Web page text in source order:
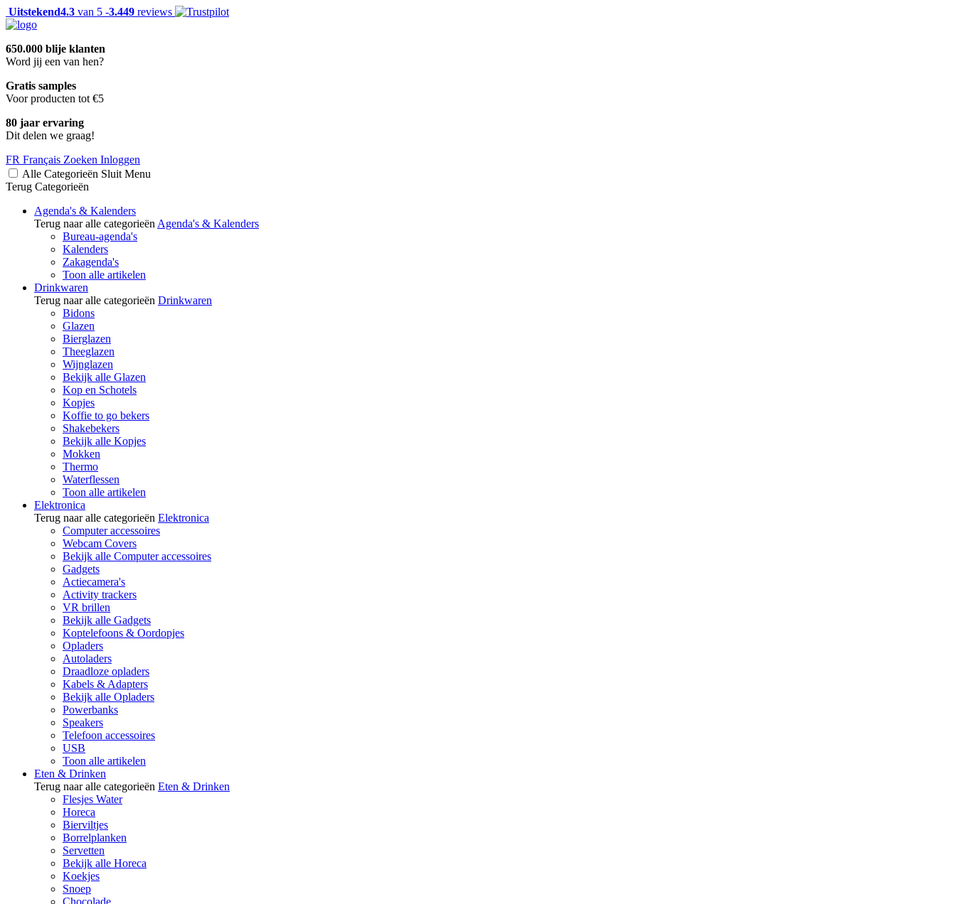
Uitstekend4.3 van 5 -3.449 reviews
650.000 blije klanten
Word jij een van hen?
Gratis samples
Voor producten tot €5
80 jaar ervaring
Dit delen we graag!
FR Français Zoeken Inloggen
Alle Categorieën Sluit Menu
Terug Categorieën
Agenda's & Kalenders
Terug naar alle categorieën Agenda's & Kalenders
Bureau-agenda's
Kalenders
Zakagenda's
Toon alle artikelen
Drinkwaren
Terug naar alle categorieën Drinkwaren
Bidons
Glazen
Bierglazen
Theeglazen
Wijnglazen
Bekijk alle Glazen
Kop en Schotels
Kopjes
Koffie to go bekers
Shakebekers
Bekijk alle Kopjes
Mokken
Thermo
Waterflessen
Toon alle artikelen
Elektronica
Terug naar alle categorieën Elektronica
Computer accessoires
Webcam Covers
Bekijk alle Computer accessoires
Gadgets
Actiecamera's
Activity trackers
VR brillen
Bekijk alle Gadgets
Koptelefoons & Oordopjes
Opladers
Autoladers
Draadloze opladers
Kabels & Adapters
Bekijk alle Opladers
Powerbanks
Speakers
Telefoon accessoires
USB
Toon alle artikelen
Eten & Drinken
Terug naar alle categorieën Eten & Drinken
Flesjes Water
Horeca
Bierviltjes
Borrelplanken
Servetten
Bekijk alle Horeca
Koekjes
Snoep
Chocolade